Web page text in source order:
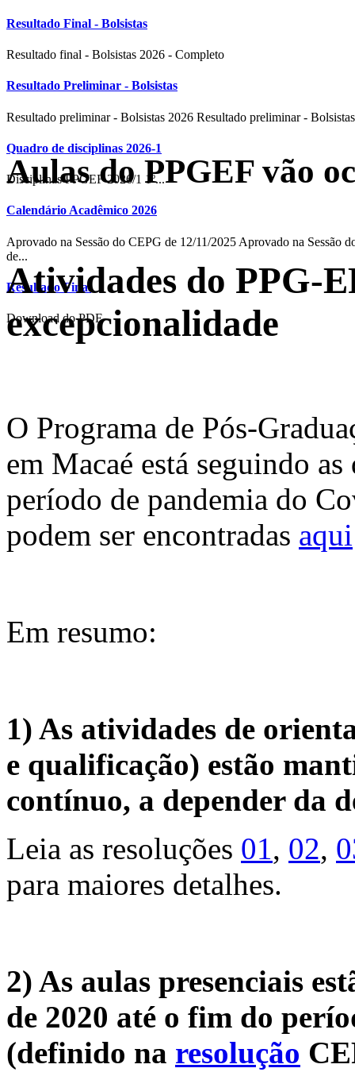
Resultado Final - Bolsistas
Resultado final - Bolsistas 2026 - Completo
Resultado Preliminar - Bolsistas
Resultado preliminar - Bolsistas 2026 Resultado preliminar -
Quadro de disciplinas 2026-1
Disciplinas PPGEF 2026/1 1º...
Calendário Acadêmico 2026
Aprovado na Sessão do CEPG de 12/11/2025 Aprovado na Sessão
de...
Resultado Final
Download do PDF
Aulas do PPGEF vão
Atividades do PPG-
excepcionalidade
O Programa de Pós-
em Macaé está seguindo
período de pandemia do
podem ser encontradas aqui
Em resumo:
1) As atividades de
e qualificação) estão
contínuo, a depender da
Leia as resoluções 01, 02,
para maiores detalhes.
2) As aulas presenciais
de 2020 até o fim do
(definido na resolução